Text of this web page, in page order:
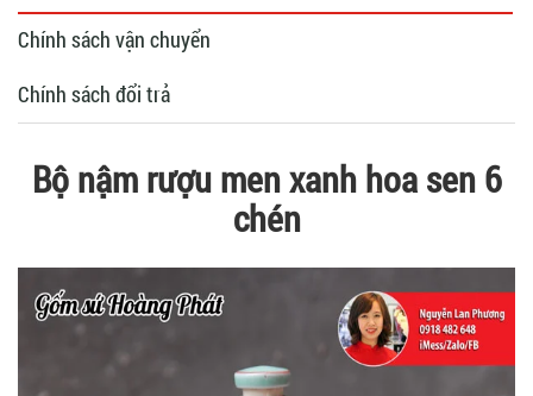
Chính sách vận chuyển
Chính sách đổi trả
Bộ nậm rượu men xanh hoa sen 6
chén